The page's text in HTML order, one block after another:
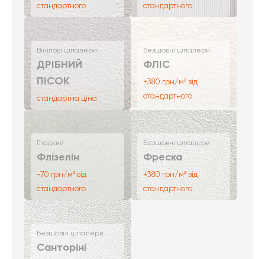
стандартного
стандартного
Вінілові шпалери
ДРІБНИЙ
ПІСОК
стандартна ціна
Безшовні шпалери
ФЛІС
+380 грн/м² від
стандартного
Гладкий
Флізелін
-70 грн/м² від
стандартного
Безшовні шпалери
Фреска
+380 грн/м² від
стандартного
Безшовні шпалери
Санторіні